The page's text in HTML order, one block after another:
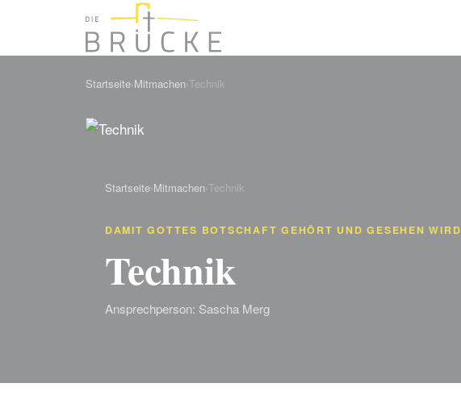
Startseite›Mitmachen›Technik
Startseite›Mitmachen›Technik
DAMIT GOTTES BOTSCHAFT GEHÖRT UND GESEHEN WIRD
Technik
Ansprechperson: Sascha Merg